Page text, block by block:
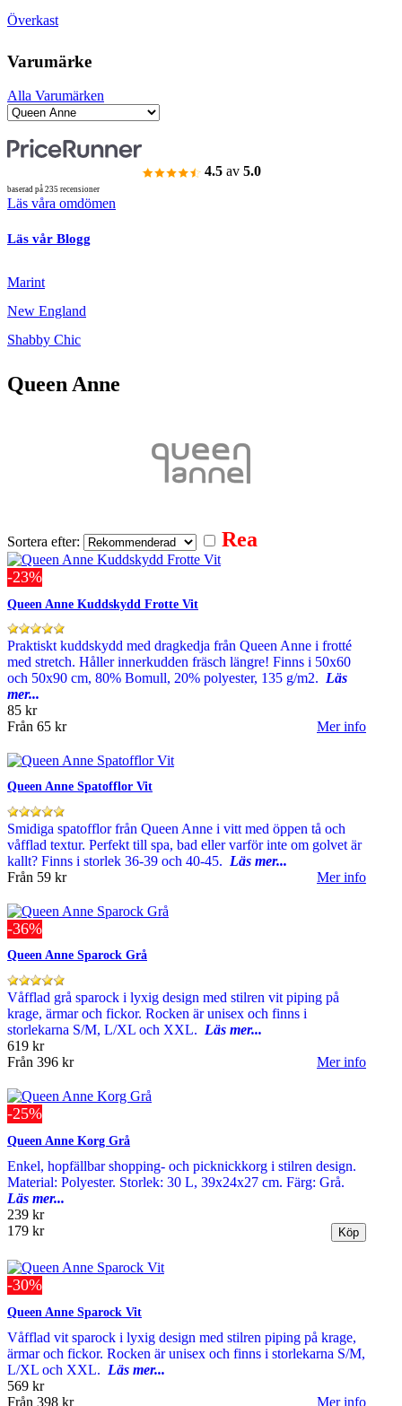
Överkast
Varumärke
Alla Varumärken
4.5 av 5.0
baserad på 235 recensioner
Läs våra omdömen
Läs vår Blogg
Marint
New England
Shabby Chic
Queen Anne
Sortera efter: Rea
-23%
Queen Anne Kuddskydd Frotte Vit
Praktiskt kuddskydd med dragkedja från Queen Anne i frotté
med stretch. Håller innerkudden fräsch längre! Finns i 50x60
och 50x90 cm, 80% Bomull, 20% polyester, 135 g/m2. Läs
mer...
85 kr
Från 65 kr Mer info
Queen Anne Spatofflor Vit
Smidiga spatofflor från Queen Anne i vitt med öppen tå och
våfflad textur. Perfekt till spa, bad eller varför inte om golvet är
kallt? Finns i storlek 36-39 och 40-45. Läs mer...
Från 59 kr Mer info
-36%
Queen Anne Sparock Grå
Våfflad grå sparock i lyxig design med stilren vit piping på
krage, ärmar och fickor. Rocken är unisex och finns i
storlekarna S/M, L/XL och XXL. Läs mer...
619 kr
Från 396 kr Mer info
-25%
Queen Anne Korg Grå
Enkel, hopfällbar shopping- och picknickkorg i stilren design.
Material: Polyester. Storlek: 30 L, 39x24x27 cm. Färg: Grå.
Läs mer...
239 kr
179 kr
-30%
Queen Anne Sparock Vit
Våfflad vit sparock i lyxig design med stilren piping på krage,
ärmar och fickor. Rocken är unisex och finns i storlekarna S/M,
L/XL och XXL. Läs mer...
569 kr
Från 398 kr Mer info